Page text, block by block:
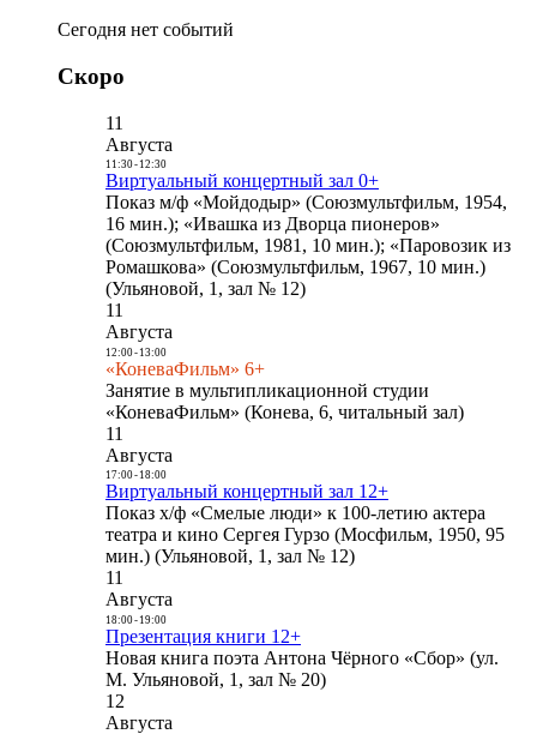
Сегодня нет событий
Скоро
11
Августа
11:30- 12:30
Виртуальный концертный зал 0+
Показ м/ф «Мойдодыр» (Союзмультфильм, 1954,
16 мин.); «Ивашка из Дворца пионеров»
(Союзмультфильм, 1981, 10 мин.); «Паровозик из
Ромашкова» (Союзмультфильм, 1967, 10 мин.)
(Ульяновой, 1, зал № 12)
11
Августа
12:00- 13:00
«КоневаФильм» 6+
Занятие в мультипликационной студии
«КоневаФильм» (Конева, 6, читальный зал)
11
Августа
17:00- 18:00
Виртуальный концертный зал 12+
Показ х/ф «Смелые люди» к 100-летию актера
театра и кино Сергея Гурзо (Мосфильм, 1950, 95
мин.) (Ульяновой, 1, зал № 12)
11
Августа
18:00- 19:00
Презентация книги 12+
Новая книга поэта Антона Чёрного «Сбор» (ул.
М. Ульяновой, 1, зал № 20)
12
Августа